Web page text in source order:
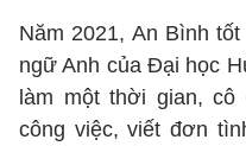
Năm 2021, An Bình
ngữ Anh của Đại học
làm một thời gian,
công việc, viết đơn